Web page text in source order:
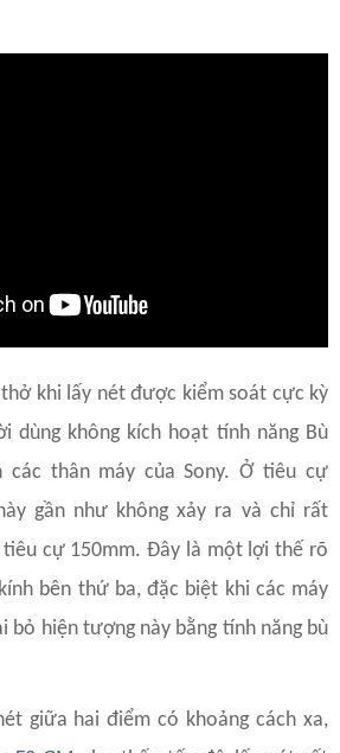
khi lấy nét được kiểm soát cực kỳ
dùng không kích hoạt tính năng Bù
thân máy của Sony. Ở tiêu cự
gần như không xảy ra và chỉ rất
cự 150mm. Đây là một lợi thế rõ
bên thứ ba, đặc biệt khi các máy
bỏ hiện tượng này bằng tính năng bù
giữa hai điểm có khoảng cách xa,